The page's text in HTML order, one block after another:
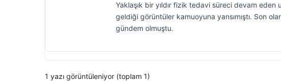
Yaklaşık bir yıldır fizik tedavi süreci devam
geldiği görüntüler kamuoyuna yansımıştı. Son
gündem olmuştu.
1 yazı görüntüleniyor (toplam 1)